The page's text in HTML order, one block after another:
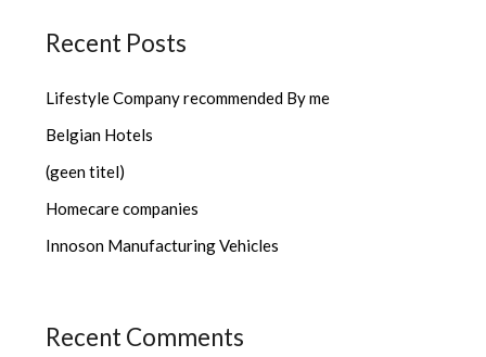
Recent Posts
Lifestyle Company recommended By me
Belgian Hotels
(geen titel)
Homecare companies
Innoson Manufacturing Vehicles
Recent Comments